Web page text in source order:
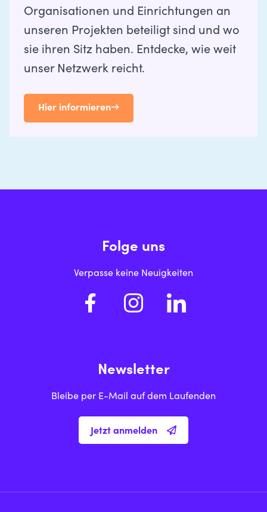
Organisationen und Einrichtungen an
unseren Projekten beteiligt sind und wo
sie ihren Sitz haben. Entdecke, wie weit
unser Netzwerk reicht.
Hier informieren→
Folge uns
Verpasse keine Neuigkeiten
Newsletter
Bleibe per E-Mail auf dem Laufenden
Jetzt anmelden